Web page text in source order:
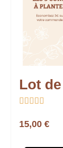
    
15,00 €